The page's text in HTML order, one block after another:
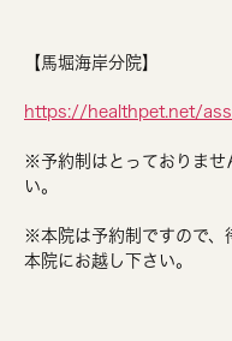
【馬堀海岸分院】
https://healthpet.net/
※予約制はとっておりませ
い。
※本院は予約制ですので、
本院にお越し下さい。